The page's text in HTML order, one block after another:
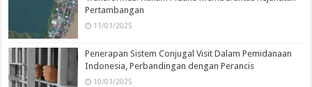
Pertambangan
11/01/2025
Penerapan Sistem Conjugal Visit Dalam Pemidanaan
Indonesia, Perbandingan dengan Perancis
10/01/2025